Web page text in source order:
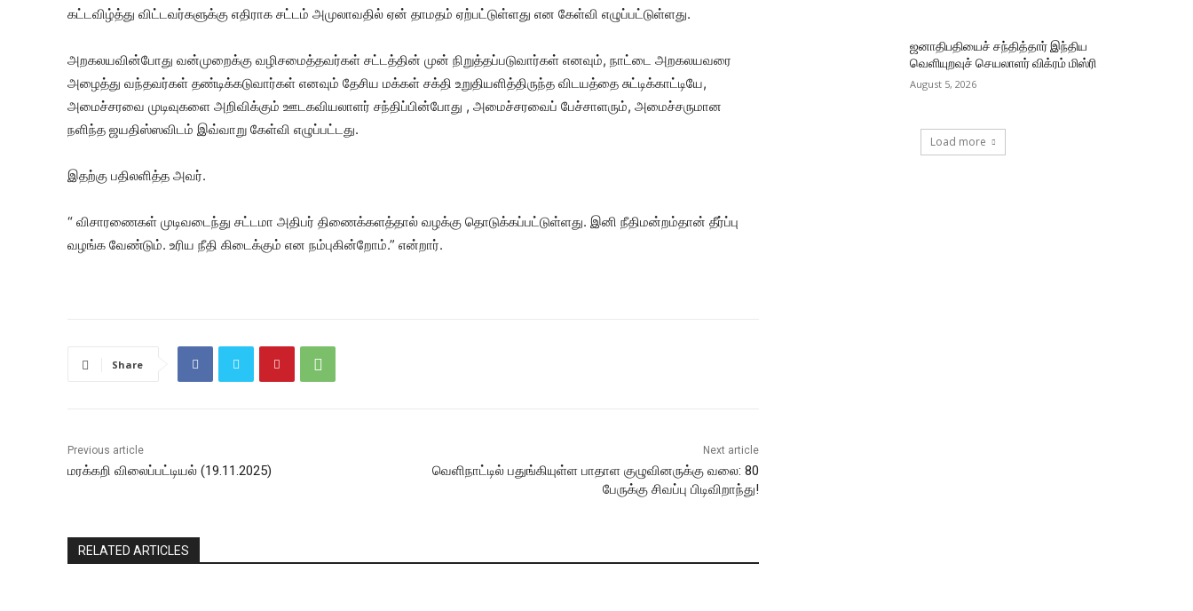
கட்டவிழ்த்து விட்டவர்களுக்கு எதிராக சட்டம் அமுலாவதில் ஏன் தாமதம் ஏற்பட்டுள்ளது என கேள்வி எழுப்பட்டுள்ளது.
அறகலயவின்போது வன்முறைக்கு வழிசமைத்தவர்கள் சட்டத்தின் முன் நிறுத்தப்படுவார்கள் எனவும், நாட்டை அறகலயவரை
அழைத்து வந்தவர்கள் தண்டிக்கடுவார்கள் எனவும் தேசிய மக்கள் சக்தி உறுதியளித்திருந்த விடயத்தை சுட்டிக்காட்டியே,
அமைச்சரவை முடிவுகளை அறிவிக்கும் ஊடகவியலாளர் சந்திப்பின்போது , அமைச்சரவைப் பேச்சாளரும், அமைச்சருமான
நளிந்த ஜயதிஸ்ஸவிடம் இவ்வாறு கேள்வி எழுப்பட்டது.
இதற்கு பதிலளித்த அவர்.
“ விசாரணைகள் முடிவடைந்து சட்டமா அதிபர் திணைக்களத்தால் வழக்கு தொடுக்கப்பட்டுள்ளது. இனி நீதிமன்றம்தான் தீர்ப்பு
வழங்க வேண்டும். உரிய நீதி கிடைக்கும் என நம்புகின்றோம்.” என்றார்.
Share
Previous article
மரக்கறி விலைப்பட்டியல் (19.11.2025)
Next article
வெளிநாட்டில் பதுங்கியுள்ள பாதாள குழுவினருக்கு வலை: 80
பேருக்கு சிவப்பு பிடிவிறாந்து!
RELATED ARTICLES
ஜனாதிபதியைச் சந்தித்தார் இந்திய
வெளியுறவுச் செயலாளர் விக்ரம் மிஸ்ரி
August 5, 2026
Load more